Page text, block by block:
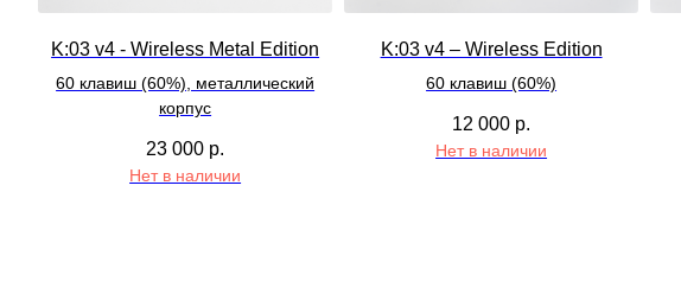
K:03 v4 - Wireless Metal Edition
60 клавиш (60%), металлический
корпус
23 000 р.
Нет в наличии
K:03 v4 – Wireless Edition
60 клавиш (60%)
12 000 р.
Нет в наличии